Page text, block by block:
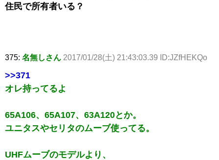
住民で所有者いる？
375: 名無しさん 2017/01/28(土) 21:43:03.39 ID:JZfHEKQo
>>371
オレ持ってるよ
65A106、65A107、63A120とか。
ユニタスやセリタのムーブ使ってる。
UHFムーブのモデルより、